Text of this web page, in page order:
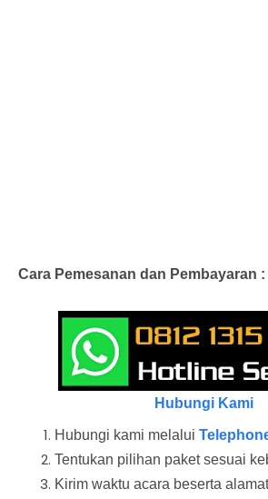
Cara Pemesanan dan Pembayaran :
Hubungi Kami
Hubungi kami melalui
Tentukan pilihan paket sesuai
Kirim waktu acara beserta